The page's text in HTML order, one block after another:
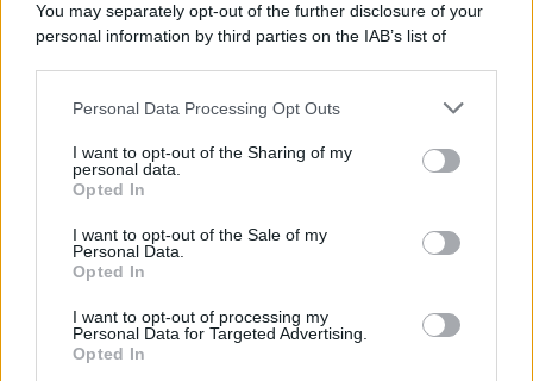
You may separately opt-out of the further disclosure of your
personal information by third parties on the IAB’s list of
This information may also be disclosed by us to third parties
disclose it to other third parties.
Please note that this website/app uses one or more Google
services and may gather and store information including but
not limited to your visit or usage behaviour. You may click to
grant or deny consent to Google and its third-party tags to
consent section.
Personal Data Processing Opt Outs
I want to opt-out of the Sharing of my
personal data.
Opted In
I want to opt-out of the Sale of my
Personal Data.
Opted In
I want to opt-out of processing my
Personal Data for Targeted Advertising.
Opted In
Home Magazine 365
Cineverse Magazine
InvestirMag
Investieren24